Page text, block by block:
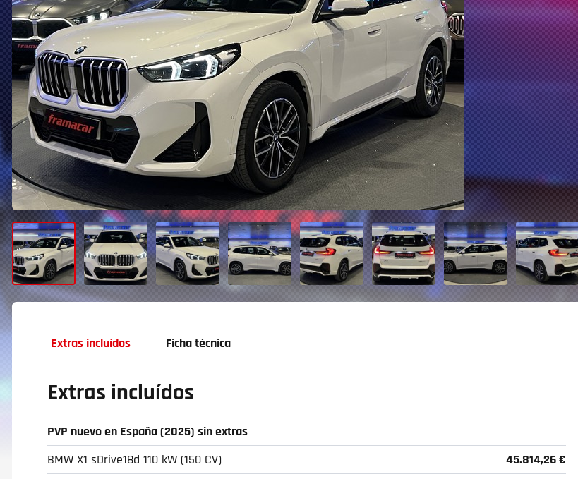
Extras incluídos Ficha técnica
Extras incluídos
PVP nuevo en España (2025) sin extras
BMW X1 sDrive18d 110 kW (150 CV)
45.814,26 €